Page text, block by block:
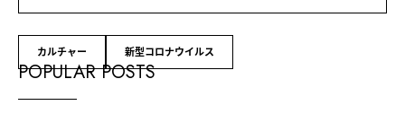
カルチャー 新型コロナウイルス
POPULAR POSTS